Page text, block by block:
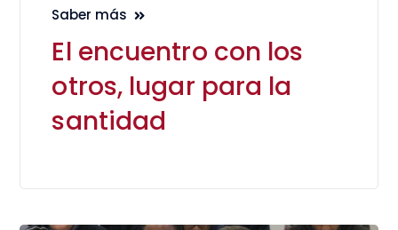
Saber más
El encuentro con los
otros, lugar para la
santidad